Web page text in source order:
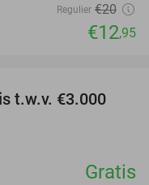
Regulier €20
€12,95
t.w.v. €3.000
Gratis